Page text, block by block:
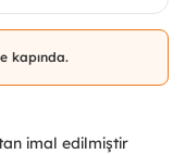
kapında.
imal edilmiştir